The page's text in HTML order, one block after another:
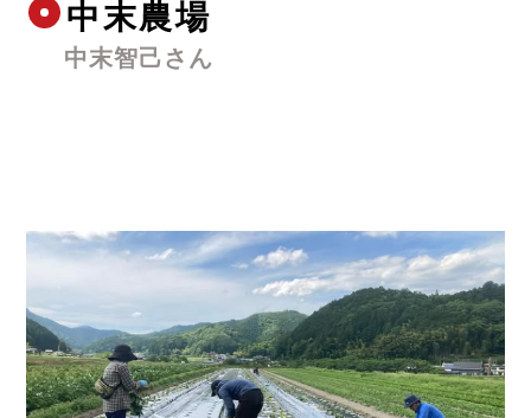
中末農場
中末智己さん